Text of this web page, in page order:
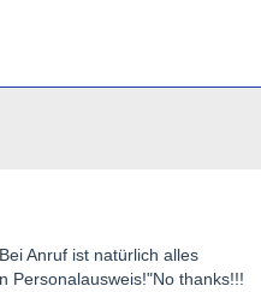
Anruf ist natürlich alles
Personalausweis!"No thanks!!!